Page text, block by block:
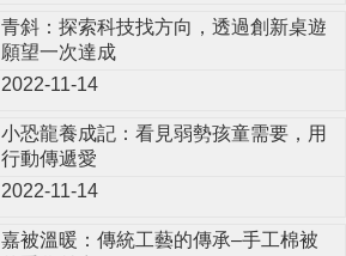
青斜：探索科技找方向，透過創新桌遊
願望一次達成
2022-11-14
小恐龍養成記：看見弱勢孩童需要，用
行動傳遞愛
2022-11-14
嘉被溫暖：傳統工藝的傳承–手工棉被